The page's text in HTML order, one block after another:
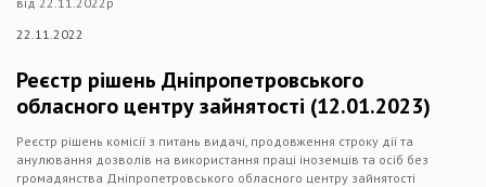
22.11.2022
Реєстр рішень Дніпропетровського
обласного центру зайнятості (12.01.2023)
Реєстр рішень комісії з питань видачі, продовження строку дії та
анулювання дозволів на використання праці іноземців та осіб без
громадянства Дніпропетровського обласного центру зайнятості